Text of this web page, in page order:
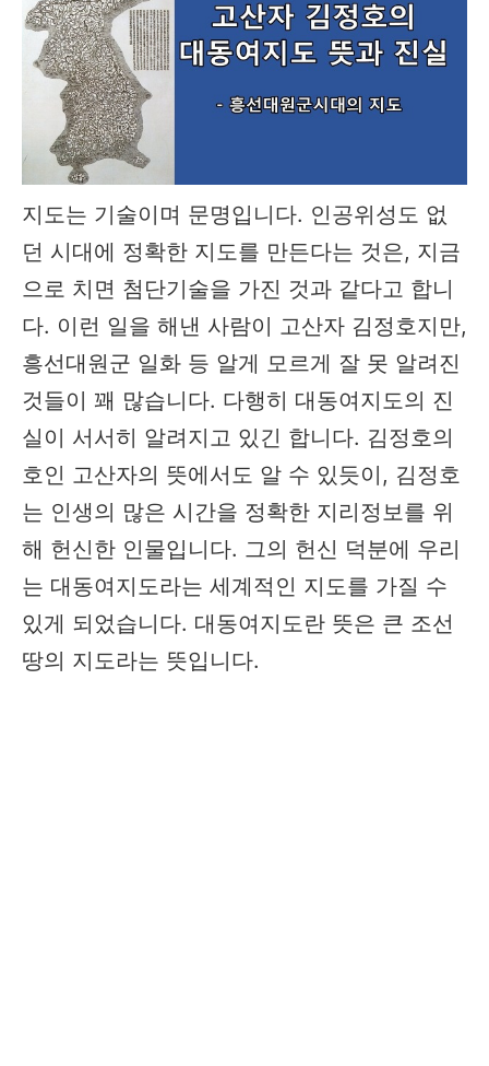
지도는 기술이며 문명입니다. 인공위성도 없
던 시대에 정확한 지도를 만든다는 것은, 지금
으로 치면 첨단기술을 가진 것과 같다고 합니
다. 이런 일을 해낸 사람이 고산자 김정호지만,
흥선대원군 일화 등 알게 모르게 잘 못 알려진
것들이 꽤 많습니다. 다행히 대동여지도의 진
실이 서서히 알려지고 있긴 합니다. 김정호의
호인 고산자의 뜻에서도 알 수 있듯이, 김정호
는 인생의 많은 시간을 정확한 지리정보를 위
해 헌신한 인물입니다. 그의 헌신 덕분에 우리
는 대동여지도라는 세계적인 지도를 가질 수
있게 되었습니다. 대동여지도란 뜻은 큰 조선
땅의 지도라는 뜻입니다.